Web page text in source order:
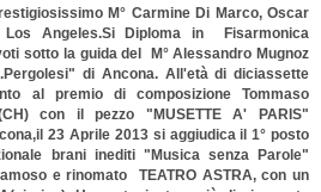
M° Carmine Di Marco, Oscar
Los Angeles.Si Diploma in Fisarmonica
sotto la guida del M° Alessandro Mugnoz
di Ancona. All'età di diciassette
al premio di composizione Tommaso
con il pezzo "MUSETTE A' PARIS"
23 Aprile 2013 si aggiudica il 1° posto
brani inediti "Musica senza Parole"
e rinomato TEATRO ASTRA, con un